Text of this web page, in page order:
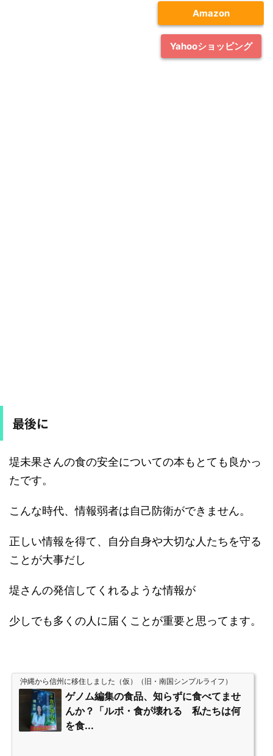
Amazon
Yahooショッピング
最後に
堤未果さんの食の安全についての本もとても良かっ
たです。
こんな時代、情報弱者は自己防衛ができません。
正しい情報を得て、自分自身や大切な人たちを守る
ことが大事だし
堤さんの発信してくれるような情報が
少しでも多くの人に届くことが重要と思ってます。
沖縄から信州に移住しました（仮）（旧・南国シンプルライフ）
ゲノム編集の食品、知らずに食べてませ
んか？「ルポ・食が壊れる 私たちは何
を食...